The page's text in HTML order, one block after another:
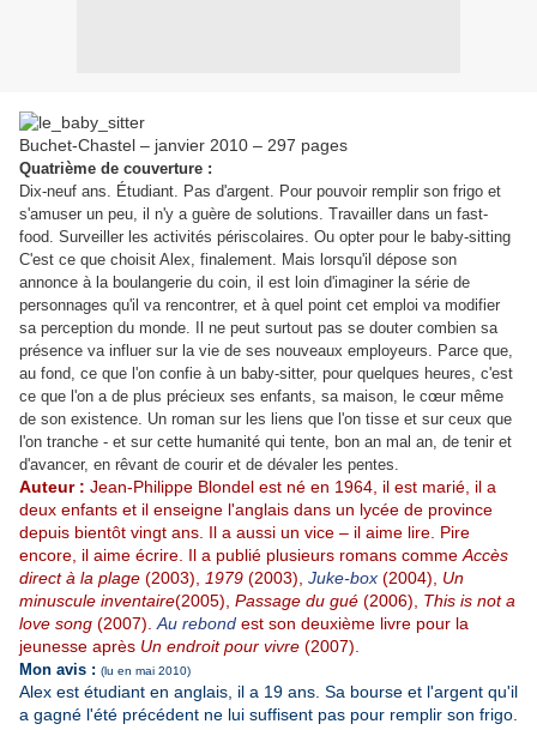
Buchet-Chastel – janvier 2010 – 297 pages
Quatrième de couverture :
Dix-neuf ans. Étudiant. Pas d'argent. Pour pouvoir remplir son frigo et
s'amuser un peu, il n'y a guère de solutions. Travailler dans un fast-
food. Surveiller les activités périscolaires. Ou opter pour le baby-sitting
C'est ce que choisit Alex, finalement. Mais lorsqu'il dépose son
annonce à la boulangerie du coin, il est loin d'imaginer la série de
personnages qu'il va rencontrer, et à quel point cet emploi va modifier
sa perception du monde. Il ne peut surtout pas se douter combien sa
présence va influer sur la vie de ses nouveaux employeurs. Parce que,
au fond, ce que l'on confie à un baby-sitter, pour quelques heures, c'est
ce que l'on a de plus précieux ses enfants, sa maison, le cœur même
de son existence. Un roman sur les liens que l'on tisse et sur ceux que
l'on tranche - et sur cette humanité qui tente, bon an mal an, de tenir et
d'avancer, en rêvant de courir et de dévaler les pentes.
Auteur : Jean-Philippe Blondel est né en 1964, il est marié, il a
deux enfants et il enseigne l'anglais dans un lycée de province
depuis bientôt vingt ans. Il a aussi un vice – il aime lire. Pire
encore, il aime écrire. Il a publié plusieurs romans comme Accès
direct à la plage (2003), 1979 (2003), Juke-box (2004), Un
minuscule inventaire(2005), Passage du gué (2006), This is not a
love song (2007). Au rebond est son deuxième livre pour la
jeunesse après Un endroit pour vivre (2007).
Mon avis : (lu en mai 2010)
Alex est étudiant en anglais, il a 19 ans. Sa bourse et l'argent qu'il
a gagné l'été précédent ne lui suffisent pas pour remplir son frigo.